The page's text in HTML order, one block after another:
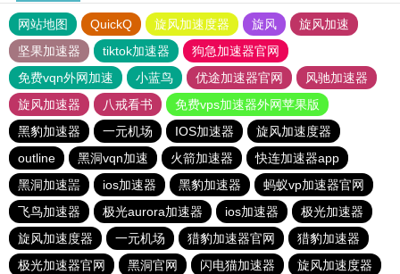
网站地图 QuickQ 旋风加速度器 旋风
旋风加速
坚果加速器
tiktok加速器
狗急加速器官网
免费vqn外网加速
小蓝鸟 优途加速器官网
风驰加速器
旋风加速器
八戒看书
免费vps加速器外网苹果版
黑豹加速器
一元机场 IOS加速器
旋风加速度器
outline
黑洞vqn加速 火箭加速器
快连加速器app
黑洞加速噐
ios加速器 黑豹加速器
蚂蚁vp加速器官网
飞鸟加速器
极光aurora加速器 ios加速器
极光加速器
旋风加速度器
一元机场 猎豹加速器官网
猎豹加速器
极光加速器官网
黑洞官网 闪电猫加速器 旋风加速度器